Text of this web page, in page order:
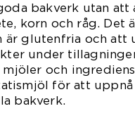
bakverk utan att
korn och råg. Det
är glutenfria och att
under
och
för att uppnå
bakverk.